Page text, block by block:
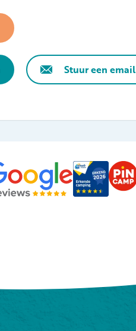
Stuur een email